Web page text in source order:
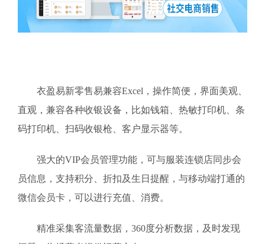
衣盈易新零售易兼容Excel，操作简便，界面美观、
直观，兼容各种收银设备，比如钱箱、热敏打印机、条
码打印机、扫码收银枪、客户显示器等。
强大的VIP会员管理功能，可与服装连锁店同步会
员信息，支持积分、折扣及生日提醒，与移动端打通的
微信会员卡，可以进行充值、消费。
精准采集客流量数据，360度分析数据，及时发现